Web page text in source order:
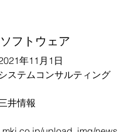
フトウェア
年11月1日
ステムコンサルティング
井情報